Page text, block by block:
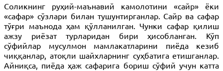
Соликнинг руҳий-маънавий камолотини «сайр» ёки
«сафар» сўзлари билан тушунтирганлар. Сайр ва сафар
тўғри маънода ҳам қўлланилган. Чунки сафар қилиш
ажзу риёзат турларидан бири ҳисобланган. Кўп
сўфийлар мусулмон мамлакатларини пиёда кезиб
чиққанлар, атоқли шайхларнинг суҳбатига етишганлар.
Айниқса, пиёда ҳаж сафарига бориш сўфий учун катта